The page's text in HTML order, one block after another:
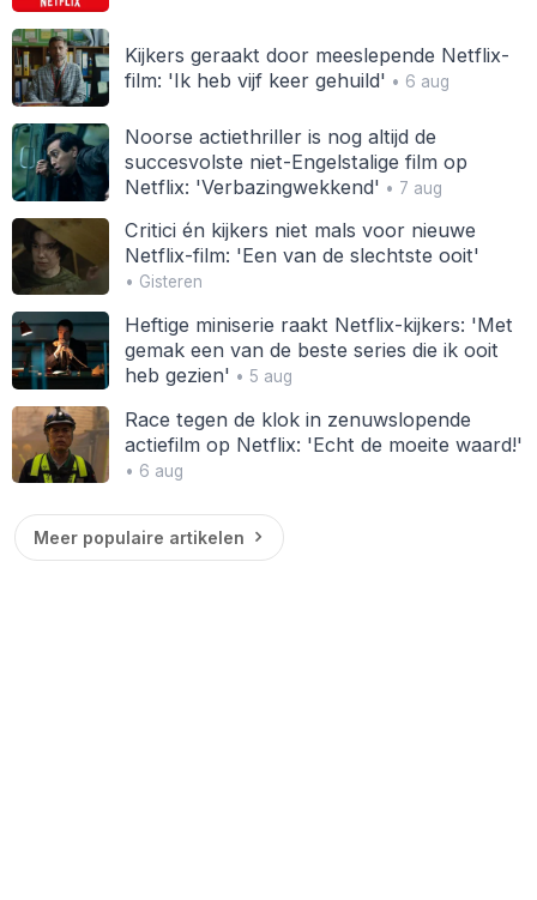
Kijkers geraakt door meeslepende Netflix-
film: 'Ik heb vijf keer gehuild' • 6 aug
Noorse actiethriller is nog altijd de
succesvolste niet-Engelstalige film op
Netflix: 'Verbazingwekkend' • 7 aug
Critici én kijkers niet mals voor nieuwe
Netflix-film: 'Een van de slechtste ooit'
• Gisteren
Heftige miniserie raakt Netflix-kijkers: 'Met
gemak een van de beste series die ik ooit
heb gezien' • 5 aug
Race tegen de klok in zenuwslopende
actiefilm op Netflix: 'Echt de moeite waard!'
• 6 aug
Meer populaire artikelen